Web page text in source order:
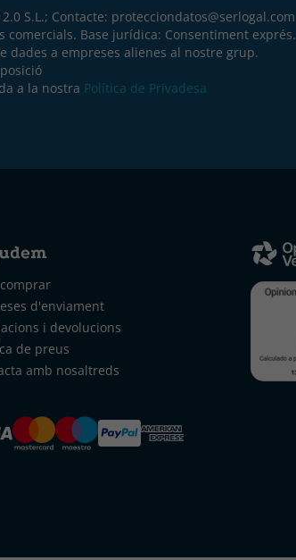
S.L.; Contacte: protecciondatos@serlogal.com
comercials. Base jurídica: Consentiment exprés.
dades a empreses alienes al nostre grup.
a la nostra Política de Privadesa
d'enviament
i devolucions
de preus
amb nosaltreds